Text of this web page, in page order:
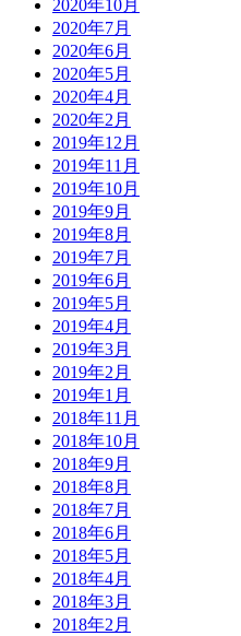
2020年10月
2020年7月
2020年6月
2020年5月
2020年4月
2020年2月
2019年12月
2019年11月
2019年10月
2019年9月
2019年8月
2019年7月
2019年6月
2019年5月
2019年4月
2019年3月
2019年2月
2019年1月
2018年11月
2018年10月
2018年9月
2018年8月
2018年7月
2018年6月
2018年5月
2018年4月
2018年3月
2018年2月